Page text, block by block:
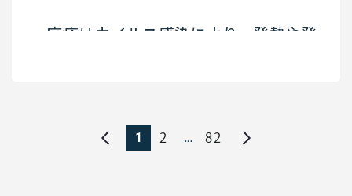
態に陥ったときに脳に炎症を起こす免疫
となる細胞だけを狙って死滅させる化合
麻疹はウイルス感染により、発熱や発
同機構によると、今年に入って今月６
日までの累計感染者数は６６人（速報
1 2 … 82